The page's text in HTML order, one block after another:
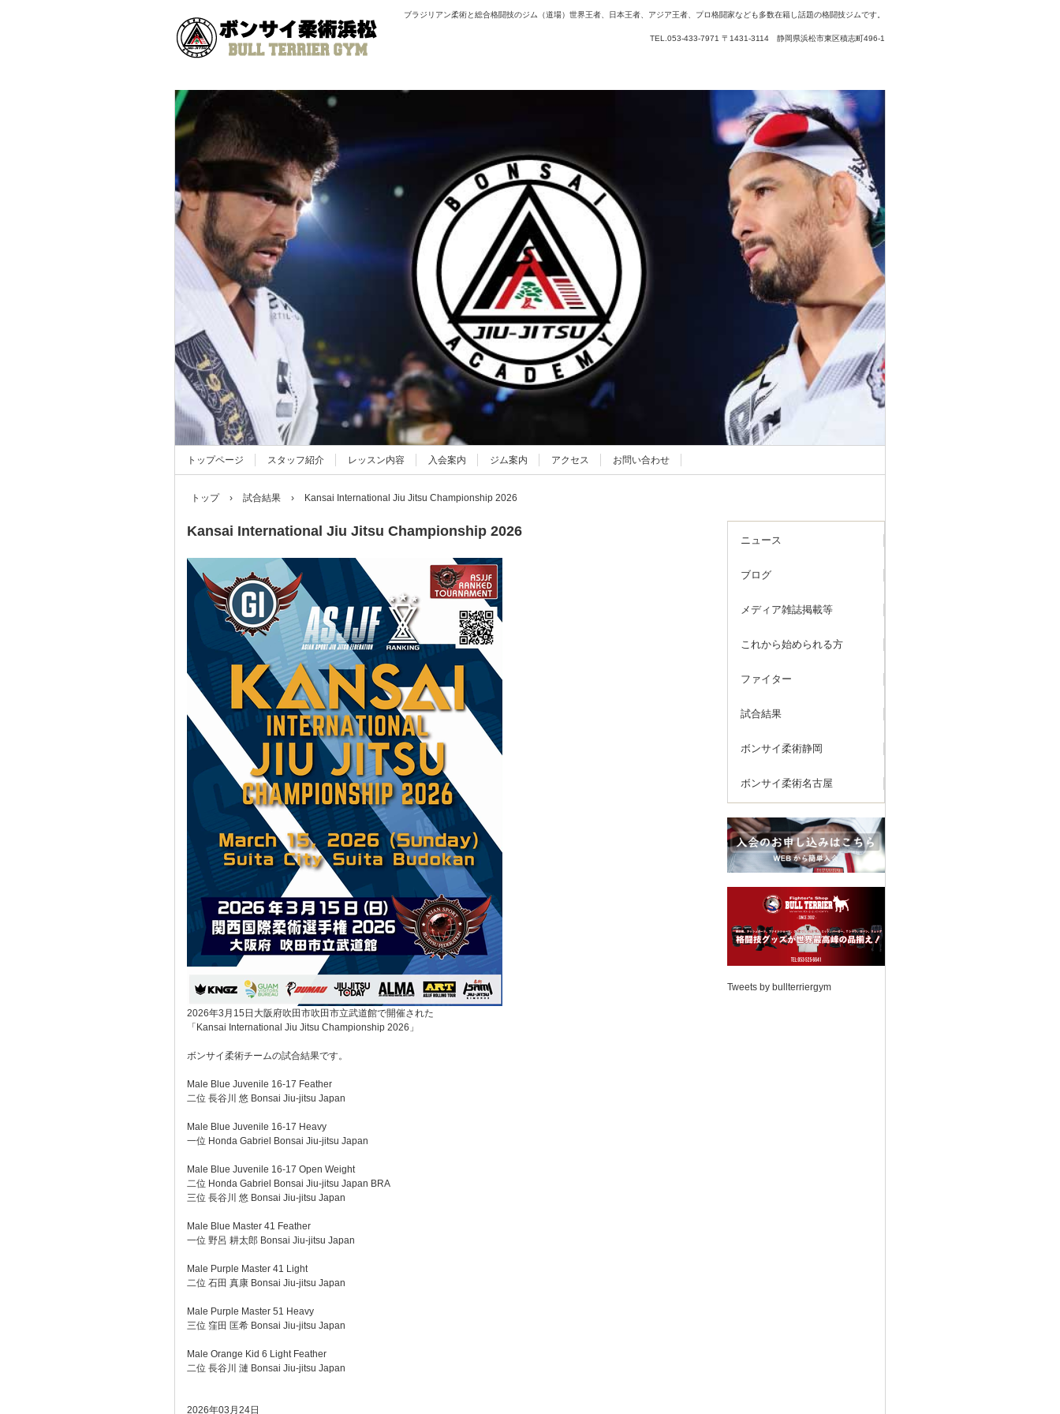
ブラジリアン柔術と総合格闘技のジム（道場）世界王者、日本王者、アジア王者、プロ格闘家なども多数在籍し話題の格闘技ジムです。
TEL.053-433-7971 〒1431-3114 静岡県浜松市東区積志町496-1
トップページ スタッフ紹介 レッスン内容 入会案内 ジム案内 アクセス お問い合わせ
トップ › 試合結果 › Kansai International Jiu Jitsu Championship 2026
Kansai International Jiu Jitsu Championship 2026
2026年3月15日大阪府吹田市吹田市立武道館で開催された
「Kansai International Jiu Jitsu Championship 2026」
ボンサイ柔術チームの試合結果です。
Male Blue Juvenile 16-17 Feather
二位 長谷川 悠 Bonsai Jiu-jitsu Japan
Male Blue Juvenile 16-17 Heavy
一位 Honda Gabriel Bonsai Jiu-jitsu Japan
Male Blue Juvenile 16-17 Open Weight
二位 Honda Gabriel Bonsai Jiu-jitsu Japan BRA
三位 長谷川 悠 Bonsai Jiu-jitsu Japan
Male Blue Master 41 Feather
一位 野呂 耕太郎 Bonsai Jiu-jitsu Japan
Male Purple Master 41 Light
二位 石田 真康 Bonsai Jiu-jitsu Japan
Male Purple Master 51 Heavy
三位 窪田 匡希 Bonsai Jiu-jitsu Japan
Male Orange Kid 6 Light Feather
二位 長谷川 漣 Bonsai Jiu-jitsu Japan
2026年03月24日
ニュース
ブログ
メディア雑誌掲載等
これから始められる方
ファイター
試合結果
ボンサイ柔術静岡
ボンサイ柔術名古屋
Tweets by bullterriergym